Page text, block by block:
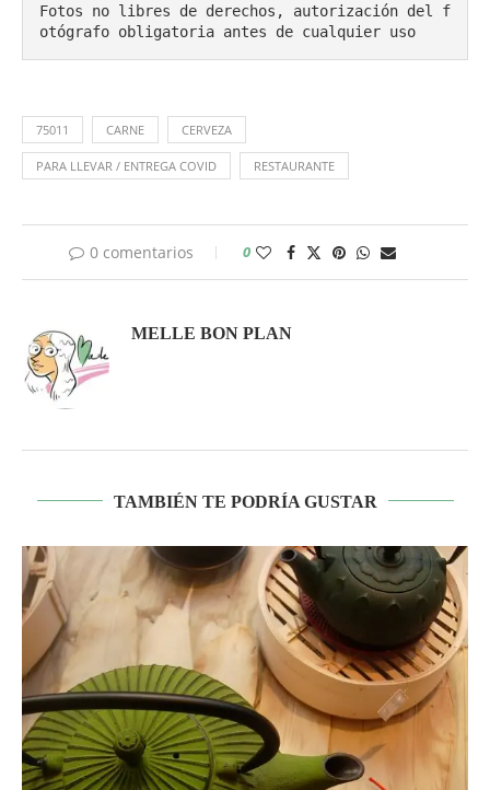
Fotos no libres de derechos, autorización del f
otógrafo obligatoria antes de cualquier uso
75011 CARNE CERVEZA
PARA LLEVAR / ENTREGA COVID RESTAURANTE
0 comentarios 0
MELLE BON PLAN
TAMBIÉN TE PODRÍA GUSTAR